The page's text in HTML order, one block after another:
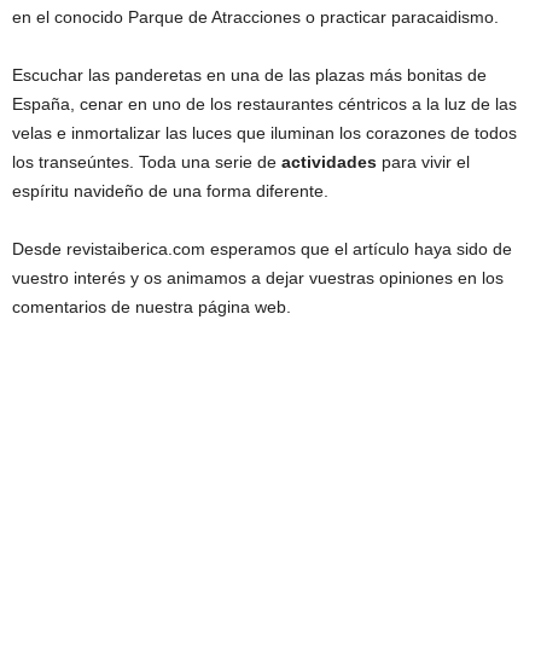
en el conocido Parque de Atracciones o practicar paracaidismo.
Escuchar las panderetas en una de las plazas más bonitas de
España, cenar en uno de los restaurantes céntricos a la luz de las
velas e inmortalizar las luces que iluminan los corazones de todos
los transeúntes. Toda una serie de actividades para vivir el
espíritu navideño de una forma diferente.
Desde revistaiberica.com esperamos que el artículo haya sido de
vuestro interés y os animamos a dejar vuestras opiniones en los
comentarios de nuestra página web.